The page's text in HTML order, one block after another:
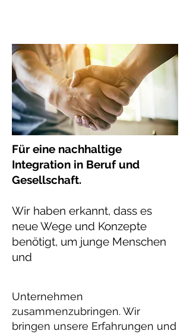
Für eine nachhaltige
Integration in Beruf und
Gesellschaft.
Wir haben erkannt, dass es
neue Wege und Konzepte
benötigt, um junge Menschen
und
Unternehmen
zusammenzubringen. Wir
bringen unsere Erfahrungen und